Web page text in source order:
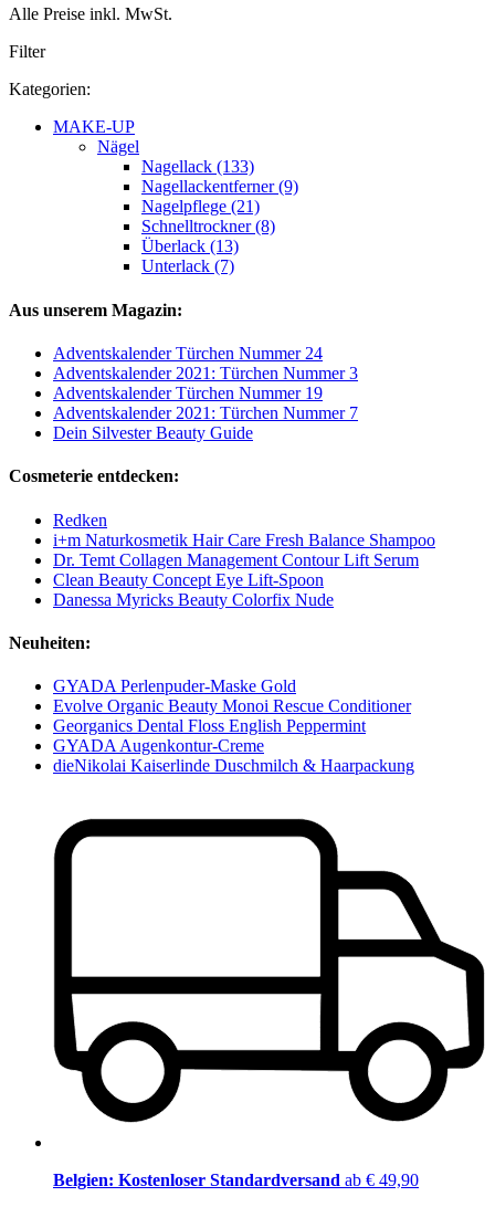
Alle Preise inkl. MwSt.
Filter
Kategorien:
MAKE-UP
Nägel
Nagellack (133)
Nagellackentferner (9)
Nagelpflege (21)
Schnelltrockner (8)
Überlack (13)
Unterlack (7)
Aus unserem Magazin:
Adventskalender Türchen Nummer 24
Adventskalender 2021: Türchen Nummer 3
Adventskalender Türchen Nummer 19
Adventskalender 2021: Türchen Nummer 7
Dein Silvester Beauty Guide
Cosmeterie entdecken:
Redken
i+m Naturkosmetik Hair Care Fresh Balance Shampoo
Dr. Temt Collagen Management Contour Lift Serum
Clean Beauty Concept Eye Lift-Spoon
Danessa Myricks Beauty Colorfix Nude
Neuheiten:
GYADA Perlenpuder-Maske Gold
Evolve Organic Beauty Monoi Rescue Conditioner
Georganics Dental Floss English Peppermint
GYADA Augenkontur-Creme
dieNikolai Kaiserlinde Duschmilch & Haarpackung
Belgien: Kostenloser Standardversand ab € 49,90